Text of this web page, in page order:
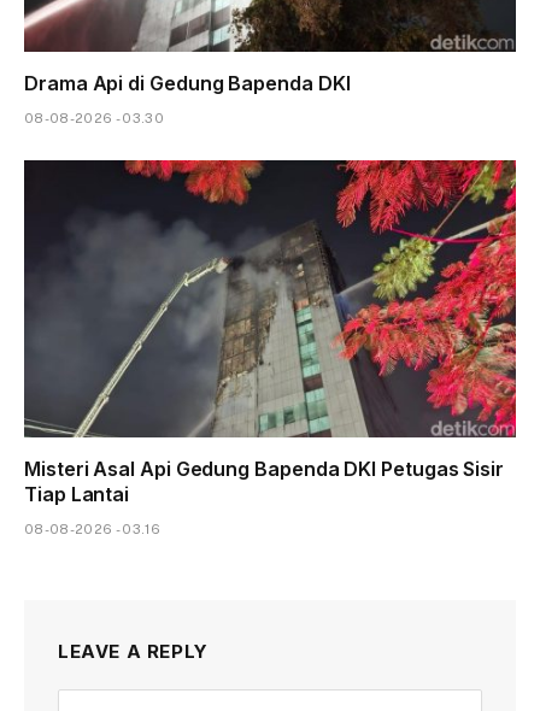
Drama Api di Gedung Bapenda DKI
08-08-2026 - 03.30
Misteri Asal Api Gedung Bapenda DKI Petugas Sisir
Tiap Lantai
08-08-2026 - 03.16
LEAVE A REPLY